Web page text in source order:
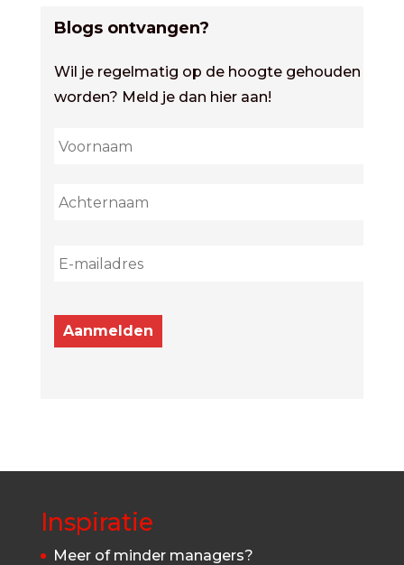
Blogs ontvangen?
Wil je regelmatig op de hoogte gehouden
worden? Meld je dan hier aan!
Inspiratie
Meer of minder managers?